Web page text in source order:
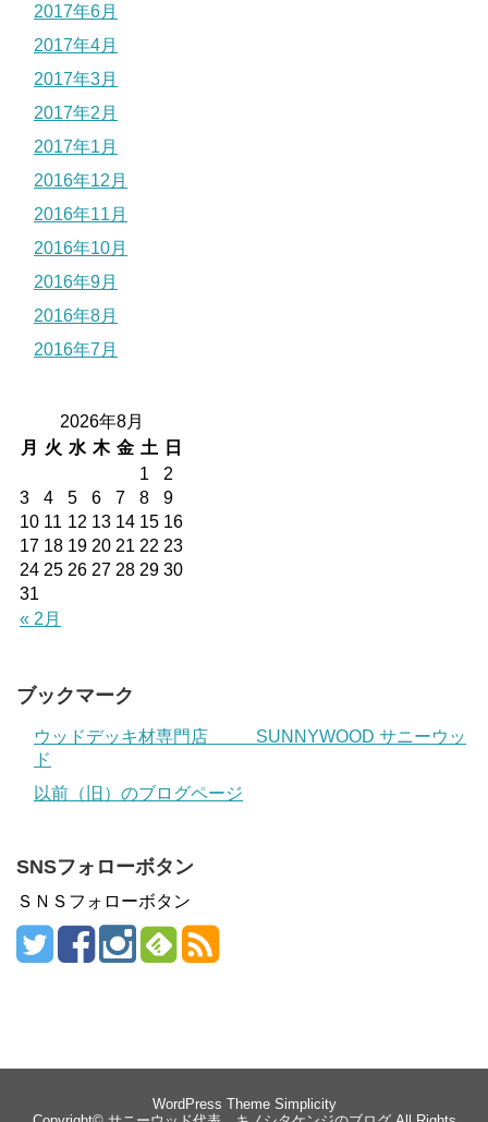
2017年6月
2017年4月
2017年3月
2017年2月
2017年1月
2016年12月
2016年11月
2016年10月
2016年9月
2016年8月
2016年7月
2026年8月
月
火 水 木 金 土 日
« 2月
1
2
3
4 5 6 7 8
9
10 11 12 13 14 15 16
17 18 19 20 21 22 23
24 25 26 27 28 29 30
31
ブックマーク
ウッドデッキ材専門店 SUNNYWOOD サニーウッ
ド
以前（旧）のブログページ
SNSフォローボタン
ＳＮＳフォローボタン
WordPress Theme Simplicity